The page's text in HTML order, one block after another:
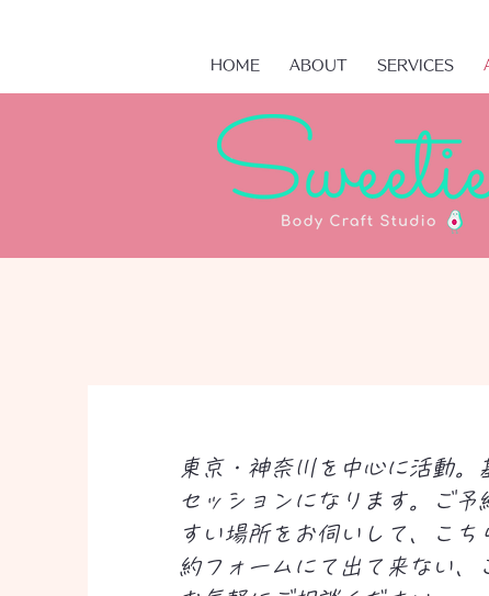
HOME ABOUT SERVICES
東京・神奈川を中心に活動
セッションになります。ご
すい場所をお伺いして、こ
約フォームにて出て来ない、